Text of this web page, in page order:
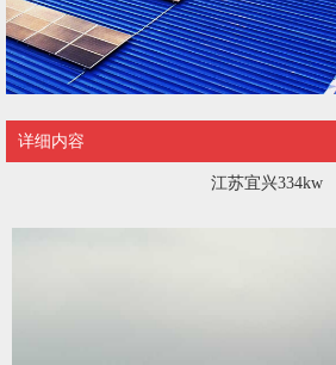
详细内容
江苏宜兴334kw